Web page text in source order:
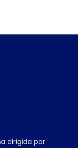
dirigida por